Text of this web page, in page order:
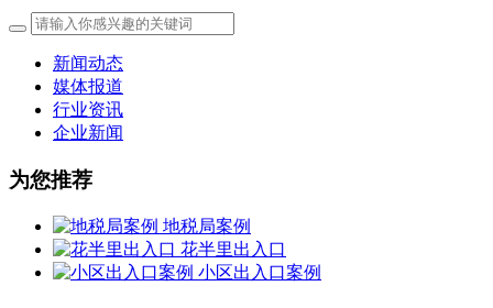
新闻动态
媒体报道
行业资讯
企业新闻
为您推荐
地税局案例
花半里出入口
小区出入口案例